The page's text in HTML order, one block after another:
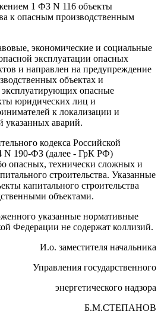
1 ФЗ N 116 объекты
к опасным производственным
экономические и социальные
эксплуатации опасных
и направлен на предупреждение
объектах и
эксплуатирующих опасные
юридических лиц и
к локализации и
указанных аварий.
кодекса Российской
N 190-ФЗ (далее - ГрК РФ)
опасных, технически сложных и
строительства. Указанные
капитального строительства
объектами.
указанные нормативные
Федерации не содержат коллизий.
И.о. заместителя начальника
Управления государственного
энергетического надзора
Б.М.СТЕПАНОВ